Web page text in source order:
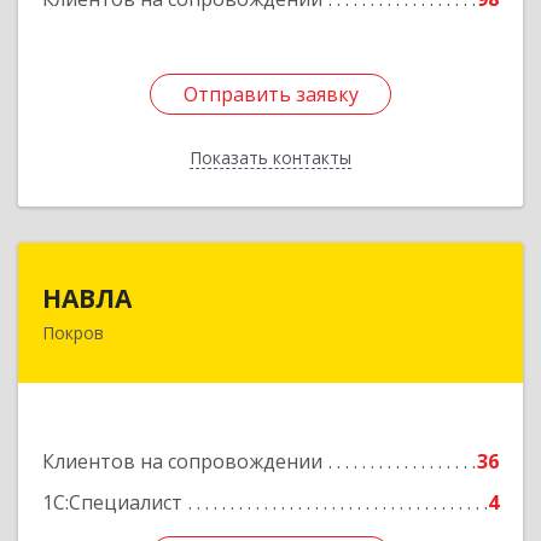
Отправить заявку
Показать контакты
Отправить заявку
Назад
НАВЛА
Покров
Клиентов на сопровождении
36
1С:Специалист
4
601120, Владимирская обл, Петушинский р-н,